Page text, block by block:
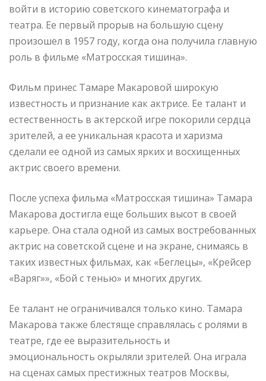
войти в историю советского кинематографа и
театра. Ее первый прорыв на большую сцену
произошел в 1957 году, когда она получила главную
роль в фильме «Матросская тишина».
Фильм принес Тамаре Макаровой широкую
известность и признание как актрисе. Ее талант и
естественность в актерской игре покорили сердца
зрителей, а ее уникальная красота и харизма
сделали ее одной из самых ярких и восхищенных
актрис своего времени.
После успеха фильма «Матросская тишина» Тамара
Макарова достигла еще больших высот в своей
карьере. Она стала одной из самых востребованных
актрис на советской сцене и на экране, снимаясь в
таких известных фильмах, как «Беглецы», «Крейсер
«Варяг»», «Бой с тенью» и многих других.
Ее талант не ограничивался только кино. Тамара
Макарова также блестяще справлялась с ролями в
театре, где ее выразительность и
эмоциональность окрыляли зрителей. Она играла
на сценах самых престижных театров Москвы,